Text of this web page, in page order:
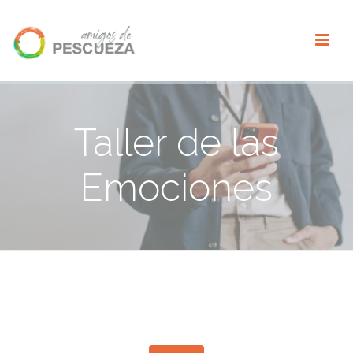
Taller de las
Emociones